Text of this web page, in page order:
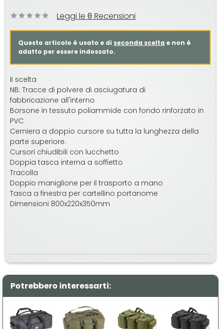
Leggi le 0 Recensioni
Questo articolo è usato e di seconda scelta e non è
adatto per essere indossato.
II scelta
NB: Tracce di polvere di asciugatura di
fabbricazione all'interno
Borsone in tessuto poliammide con fondo rinforzato in
PVC
Cerniera a doppio cursore su tutta la lunghezza della
parte superiore.
Cursori chiudibili con lucchetto
Doppia tasca interna a soffietto
Tracolla
Doppio maniglione per il trasporto a mano
Tasca a finestra per cartellino portanome
Dimensioni 800x220x350mm
Potrebbero interessarti: